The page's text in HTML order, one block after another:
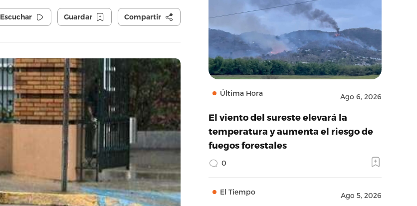
Escuchar Guardar Compartir
Última Hora Ago 6, 2026
El viento del sureste elevará la
temperatura y aumenta el riesgo de
fuegos forestales
0
El Tiempo Ago 5, 2026